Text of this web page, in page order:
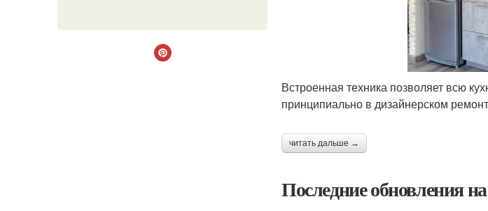
Встроенная техника позволяет всю
принципиально в дизайнерском
читать дальше →
Последние обновления